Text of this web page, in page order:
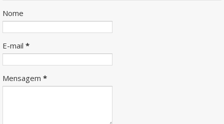
Nome
E-mail *
Mensagem *